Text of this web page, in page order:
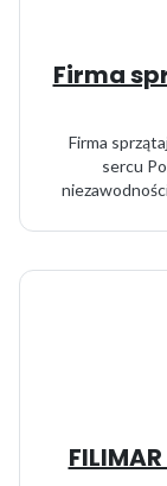
Firma
Firma
sercu